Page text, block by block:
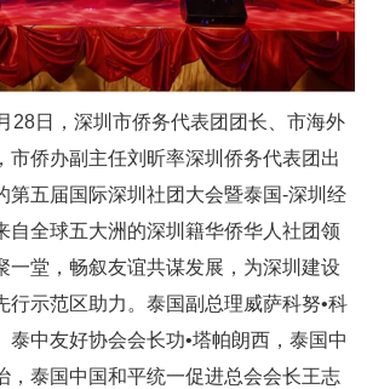
28日，深圳市侨务代表团团长、市海外
市侨办副主任刘昕率深圳侨务代表团出
第五届国际深圳社团大会暨泰国-深圳经
自全球五大洲的深圳籍华侨华人社团领
一堂，畅叙友谊共谋发展，为深圳建设
行示范区助力。泰国副总理威萨科努•科
泰中友好协会会长功•塔帕朗西，泰国中
，泰国中国和平统一促进总会会长王志